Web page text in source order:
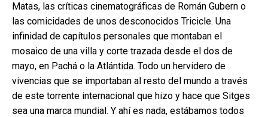
Matas, las críticas cinematográficas de Román Gubern o
las comicidades de unos desconocidos Tricicle. Una
infinidad de capítulos personales que montaban el
mosaico de una villa y corte trazada desde el dos de
mayo, en Pachá o la Atlántida. Todo un hervidero de
vivencias que se importaban al resto del mundo a través
de este torrente internacional que hizo y hace que Sitges
sea una marca mundial. Y ahí es nada, estábamos todos